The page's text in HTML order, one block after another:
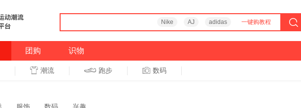
Nike AJ adidas 一键购教程
团购 识物
潮流 跑步 数码